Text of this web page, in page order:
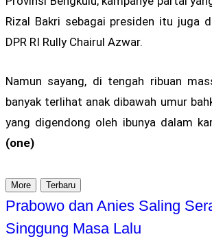
Rizal Bakri sebagai presiden itu juga
DPR RI Rully Chairul Azwar.
Namun sayang, di tengah ribuan
banyak terlihat anak dibawah umur
yang digendong oleh ibunya dalam
(one)
More Terbaru
Prabowo dan Anies Saling
Singgung Masa Lalu